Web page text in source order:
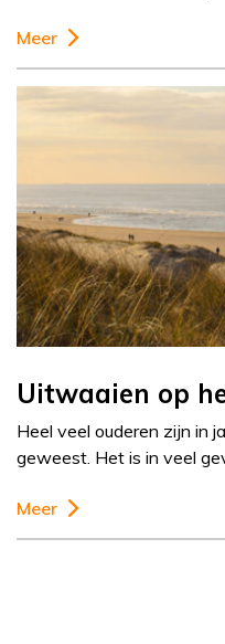
Meer
Uitwaaien op
Heel veel ouderen zijn in
geweest. Het is in veel
Meer